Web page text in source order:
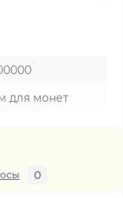
для монет
0